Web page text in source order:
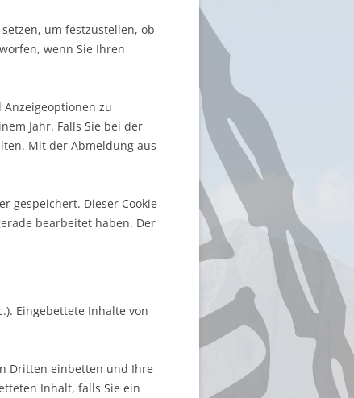
um festzustellen, ob
wenn Sie Ihren
zu
Jahr. Falls Sie bei der
Mit der Abmeldung aus
gespeichert. Dieser Cookie
bearbeitet haben. Der
Eingebettete Inhalte von
Dritten einbetten und Ihre
Inhalt, falls Sie ein